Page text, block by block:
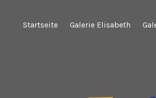
Startseite Galerie Elisabeth